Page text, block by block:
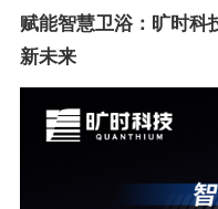
赋能智慧卫浴：旷时科
新未来